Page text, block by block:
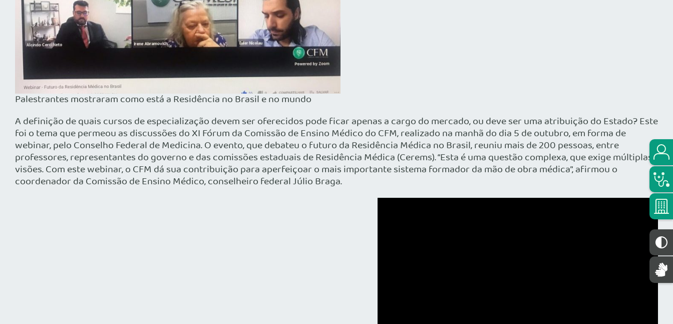
Palestrantes mostraram como está a Residência no Brasil e no mundo
A definição de quais cursos de especialização devem ser oferecidos pode ficar apenas a cargo do mercado, ou deve ser uma atribuição do Estado? Este
foi o tema que permeou as discussões do XI Fórum da Comissão de Ensino Médico do CFM, realizado na manhã do dia 5 de outubro, em forma de
webinar, pelo Conselho Federal de Medicina. O evento, que debateu o futuro da Residência Médica no Brasil, reuniu mais de 200 pessoas, entre
professores, representantes do governo e das comissões estaduais de Residência Médica (Cerems). “Esta é uma questão complexa, que exige múltiplas
visões. Com este webinar, o CFM dá sua contribuição para aperfeiçoar o mais importante sistema formador da mão de obra médica”, afirmou o
coordenador da Comissão de Ensino Médico, conselheiro federal Júlio Braga.